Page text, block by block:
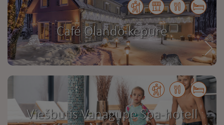
Café Olando kepure
Viešbutis Vanagupe Spa-hotell